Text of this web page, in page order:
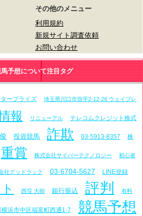
その他のメニュー
利用規約
新規サイト調査依頼
お問い合わせ
予想について注目タグ
ープライズ 埼玉県川口市弥平2-12-26 ウェイブレ
報 リニューアル テレコムクレジット株式
投資競馬 詐欺 03-5913-8357 株
重賞 株式会社サイバーテクノロジー 初心者
社グッドラック 03-6704-5627 LINE登録
西窪 大樹 銀行振込 評判 有料
浜市中区福富町西通1-7 競馬予想